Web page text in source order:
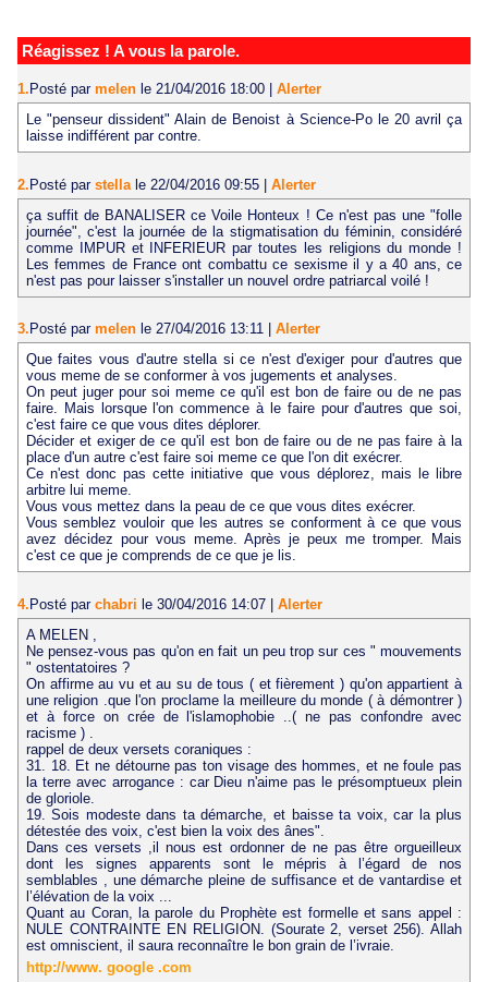
Réagissez ! A vous la parole.
1. Posté par melen le 21/04/2016 18:00
Alerter
Le "penseur dissident" Alain de Benoist à Science-Po le 20 avril ça
laisse indifférent par contre.
2. Posté par stella le 22/04/2016 09:55
Alerter
ça suffit de BANALISER ce Voile Honteux ! Ce n'est pas une "folle
journée", c'est la journée de la stigmatisation du féminin, considéré
comme IMPUR et INFERIEUR par toutes les religions du monde !
Les femmes de France ont combattu ce sexisme il y a 40 ans, ce
n'est pas pour laisser s'installer un nouvel ordre patriarcal voilé !
3. Posté par melen le 27/04/2016 13:11
Alerter
Que faites vous d'autre stella si ce n'est d'exiger pour d'autres que
vous meme de se conformer à vos jugements et analyses.
On peut juger pour soi meme ce qu'il est bon de faire ou de ne pas
faire. Mais lorsque l'on commence à le faire pour d'autres que soi,
c'est faire ce que vous dites déplorer.
Décider et exiger de ce qu'il est bon de faire ou de ne pas faire à la
place d'un autre c'est faire soi meme ce que l'on dit exécrer.
Ce n'est donc pas cette initiative que vous déplorez, mais le libre
arbitre lui meme.
Vous vous mettez dans la peau de ce que vous dites exécrer.
Vous semblez vouloir que les autres se conforment à ce que vous
avez décidez pour vous meme. Après je peux me tromper. Mais
c'est ce que je comprends de ce que je lis.
4. Posté par chabri le 30/04/2016 14:07
Alerter
A MELEN ,
Ne pensez-vous pas qu'on en fait un peu trop sur ces " mouvements
" ostentatoires ?
On affirme au vu et au su de tous ( et fièrement ) qu'on appartient à
une religion .que l'on proclame la meilleure du monde ( à démontrer )
et à force on crée de l'islamophobie ..( ne pas confondre avec
racisme ) .
rappel de deux versets coraniques :
31. 18. Et ne détourne pas ton visage des hommes, et ne foule pas
la terre avec arrogance : car Dieu n'aime pas le présomptueux plein
de gloriole.
19. Sois modeste dans ta démarche, et baisse ta voix, car la plus
détestée des voix, c'est bien la voix des ânes".
Dans ces versets ,il nous est ordonner de ne pas être orgueilleux
dont les signes apparents sont le mépris à l’égard de nos
semblables , une démarche pleine de suffisance et de vantardise et
l’élévation de la voix ...
Quant au Coran, la parole du Prophète est formelle et sans appel :
NULE CONTRAINTE EN RELIGION. (Sourate 2, verset 256). Allah
est omniscient, il saura reconnaître le bon grain de l’ivraie.
http://www. google .com